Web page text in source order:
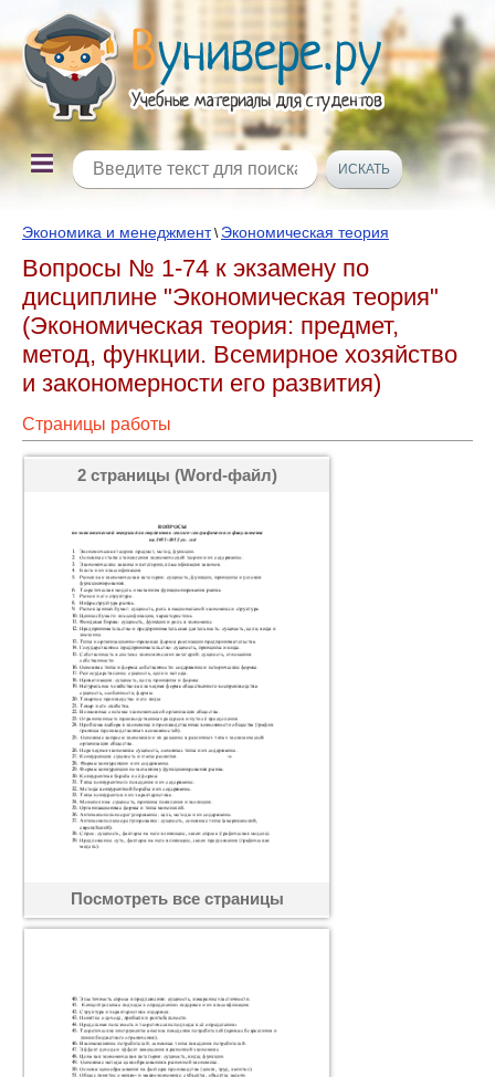
Экономика и менеджмент\ Экономическая теория
Вопросы № 1-74 к экзамену по
дисциплине "Экономическая теория"
(Экономическая теория: предмет,
метод, функции. Всемирное хозяйство
и закономерности его развития)
Страницы работы
2 страницы (Word-файл)
Посмотреть все страницы